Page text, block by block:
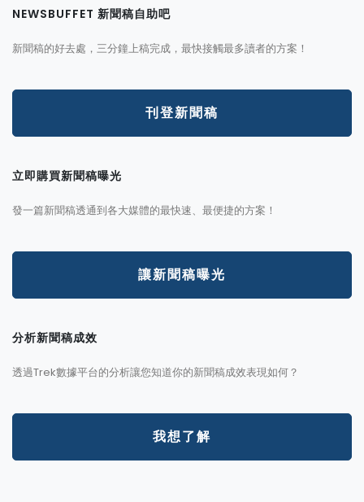
NEWSBUFFET 新聞稿自助吧
新聞稿的好去處，三分鐘上稿完成，最快接觸最多讀者的方案！
刊登新聞稿
立即購買新聞稿曝光
發一篇新聞稿透通到各大媒體的最快速、最便捷的方案！
讓新聞稿曝光
分析新聞稿成效
透過Trek數據平台的分析讓您知道你的新聞稿成效表現如何？
我想了解